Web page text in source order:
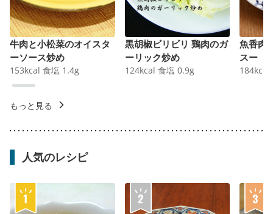
牛肉と小松菜のオイスタ
ーソース炒め
153kcal 食塩 1.4g
黒胡椒ビリビリ 鶏肉のガ
ーリック炒め
124kcal 食塩 0.9g
魚香肉
スー
184kcal
もっと見る
人気のレシピ